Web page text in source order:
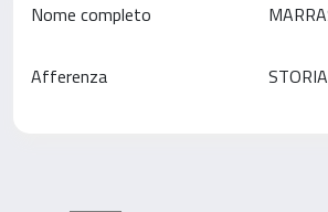
Nome completo
Afferenza